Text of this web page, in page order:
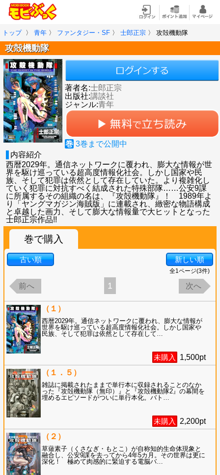
トップ 〉 青年 〉 ファンタジー・SF 〉 士郎正宗 〉 攻殻機動隊
攻殻機動隊
著者名:士郎正宗
出版社:講談社
ジャンル:青年
巻 3巻まで公開中
内容紹介
西暦2029年。通信ネットワークに覆われ、膨大な情報が世
界を駆け巡っている超高度情報化社会。しかし国家や民
族、そして犯罪は依然として存在していた。より複雑化し
ていく犯罪に対抗すべく結成された特殊部隊……公安9課
に所属するその組織の名は、『攻殻機動隊』！ 1989年よ
り「ヤングマガジン海賊版」に連載され、緻密な物語構成
と卓越した画力、そして膨大な情報量で大ヒットとなった
士郎正宗作品!!
巻で購入
古い順 新しい順
全1ページ(3件)
前へ 1 次へ
（１）
西暦2029年。通信ネットワークに覆われ、膨大な情報が
世界を駆け巡っている超高度情報化社会。しかし国家や
民族、そして犯罪は依然として存在して
未購入 1,500pt
（１．５）
雑誌に掲載されたままで単行本に収録されることのなか
った『攻殻機動隊（無印）』と『攻殻機動隊2』の幕間を
埋めるエピソードがついに単行本化。バト
未購入 2,200pt
（２）
草薙素子（くさなぎ・もとこ）が自称知的生命体現象と
融合し、公安9課を去ってから4年5カ月。その世界は更に
深化！ 極めて肉感的に緊迫する電脳バ…